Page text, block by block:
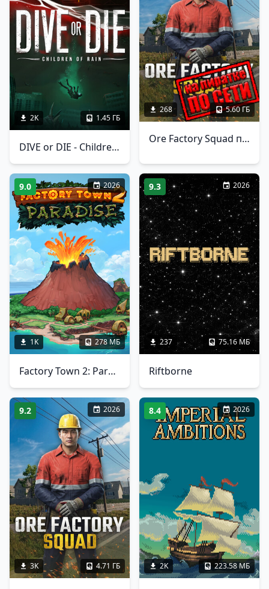
2K 1.45 ГБ
DIVE or DIE - Children of Rain
268 5.60 ГБ
Ore Factory Squad по сети
9.0 2026
1K 278 МБ
Factory Town 2: Paradise
9.3 2026
237 75.16 МБ
Riftborne
9.2 2026
3K 4.71 ГБ
8.4 2026
2K 223.58 МБ